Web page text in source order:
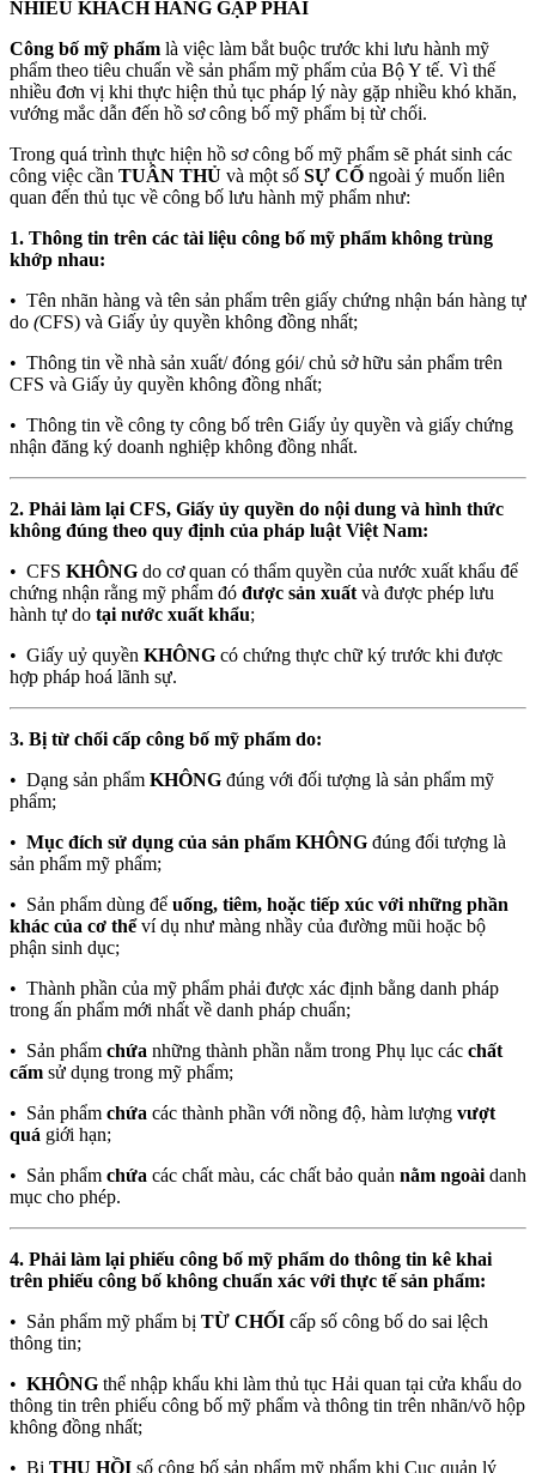
NHIỀU KHÁCH HÀNG GẶP PHẢI
Công bố mỹ phẩm là việc làm bắt buộc trước khi lưu hành mỹ
phẩm theo tiêu chuẩn về sản phẩm mỹ phẩm của Bộ Y tế. Vì thế
nhiều đơn vị khi thực hiện thủ tục pháp lý này gặp nhiều khó khăn,
vướng mắc dẫn đến hồ sơ công bố mỹ phẩm bị từ chối.
Trong quá trình thực hiện hồ sơ công bố mỹ phẩm sẽ phát sinh các
công việc cần TUÂN THỦ và một số SỰ CỐ ngoài ý muốn liên
quan đến thủ tục về công bố lưu hành mỹ phẩm như:
1. Thông tin trên các tài liệu công bố mỹ phẩm không trùng
khớp nhau:
• Tên nhãn hàng và tên sản phẩm trên giấy chứng nhận bán hàng tự
do (CFS) và Giấy ủy quyền không đồng nhất;
• Thông tin về nhà sản xuất/ đóng gói/ chủ sở hữu sản phẩm trên
CFS và Giấy ủy quyền không đồng nhất;
• Thông tin về công ty công bố trên Giấy ủy quyền và giấy chứng
nhận đăng ký doanh nghiệp không đồng nhất.
2. Phải làm lại CFS, Giấy ủy quyền do nội dung và hình thức
không đúng theo quy định của pháp luật Việt Nam:
• CFS KHÔNG do cơ quan có thẩm quyền của nước xuất khẩu để
chứng nhận rằng mỹ phẩm đó được sản xuất và được phép lưu
hành tự do tại nước xuất khẩu;
• Giấy uỷ quyền KHÔNG có chứng thực chữ ký trước khi được
hợp pháp hoá lãnh sự.
3. Bị từ chối cấp công bố mỹ phẩm do:
• Dạng sản phẩm KHÔNG đúng với đối tượng là sản phẩm mỹ
phẩm;
• Mục đích sử dụng của sản phẩm KHÔNG đúng đối tượng là
sản phẩm mỹ phẩm;
• Sản phẩm dùng để uống, tiêm, hoặc tiếp xúc với những phần
khác của cơ thểví dụ như màng nhầy của đường mũi hoặc bộ
phận sinh dục;
• Thành phần của mỹ phẩm phải được xác định bằng danh pháp
trong ấn phẩm mới nhất về danh pháp chuẩn;
• Sản phẩm chứa những thành phần nằm trong Phụ lục các chất
cấm sử dụng trong mỹ phẩm;
• Sản phẩm chứa các thành phần với nồng độ, hàm lượng vượt
quá giới hạn;
• Sản phẩm chứa các chất màu, các chất bảo quản nằm ngoài danh
mục cho phép.
4. Phải làm lại phiếu công bố mỹ phẩm do thông tin kê khai
trên phiếu công bố không chuẩn xác với thực tế sản phẩm:
• Sản phẩm mỹ phẩm bị TỪ CHỐI cấp số công bố do sai lệch
thông tin;
• KHÔNG thể nhập khẩu khi làm thủ tục Hải quan tại cửa khẩu do
thông tin trên phiếu công bố mỹ phẩm và thông tin trên nhãn/võ hộp
không đồng nhất;
• Bị THU HỒI số công bố sản phẩm mỹ phẩm khi Cục quản lý